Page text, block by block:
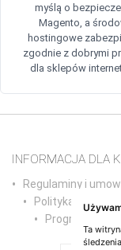
Ta
myślą o
Magento, a
hostingowe
zgodnie z dobrymi
dla sklepów
INFORMACJA DLA
Regulaminy i
Polityka
Program